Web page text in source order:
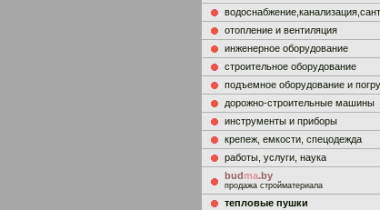
отопление и вентиляция
инженерное оборудование
строительное оборудование
подъемное оборудование и
дорожно-строительные машины
инструменты и приборы
крепеж, емкости, спецодежда
работы, услуги, наука
budma.by
продажа стройматериала
тепловые пушки